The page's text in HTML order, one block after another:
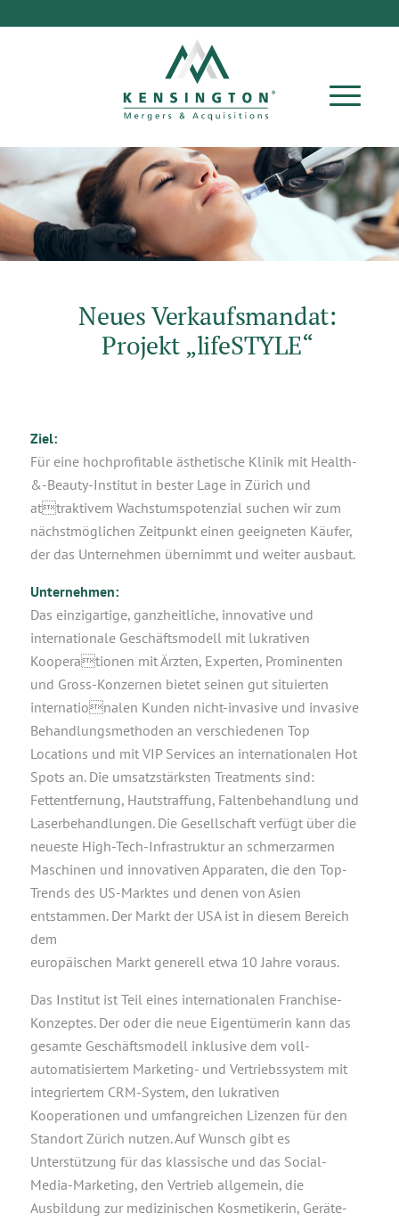
Neues Verkaufsmandat:
Projekt „lifeSTYLE“
Ziel:
Für eine hochprofitable ästhetische Klinik mit Health-
&-Beauty-Institut in bester Lage in Zürich und
attraktivem Wachstumspotenzial suchen wir zum
nächstmöglichen Zeitpunkt einen geeigneten Käufer,
der das Unternehmen übernimmt und weiter ausbaut.
Unternehmen:
Das einzigartige, ganzheitliche, innovative und
internationale Geschäftsmodell mit lukrativen
Kooperationen mit Ärzten, Experten, Prominenten
und Gross-Konzernen bietet seinen gut situierten
internationalen Kunden nicht-invasive und invasive
Behandlungsmethoden an verschiedenen Top
Locations und mit VIP Services an internationalen Hot
Spots an. Die umsatzstärksten Treatments sind:
Fettentfernung, Hautstraffung, Faltenbehandlung und
Laserbehandlungen. Die Gesellschaft verfügt über die
neueste High-Tech-Infrastruktur an schmerzarmen
Maschinen und innovativen Apparaten, die den Top-
Trends des US-Marktes und denen von Asien
entstammen. Der Markt der USA ist in diesem Bereich
dem
europäischen Markt generell etwa 10 Jahre voraus.
Das Institut ist Teil eines internationalen Franchise-
Konzeptes. Der oder die neue Eigentümerin kann das
gesamte Geschäftsmodell inklusive dem voll-
automatisiertem Marketing- und Vertriebssystem mit
integriertem CRM-System, den lukrativen
Kooperationen und umfangreichen Lizenzen für den
Standort Zürich nutzen. Auf Wunsch gibt es
Unterstützung für das klassische und das Social-
Media-Marketing, den Vertrieb allgemein, die
Ausbildung zur medizinischen Kosmetikerin, Geräte-